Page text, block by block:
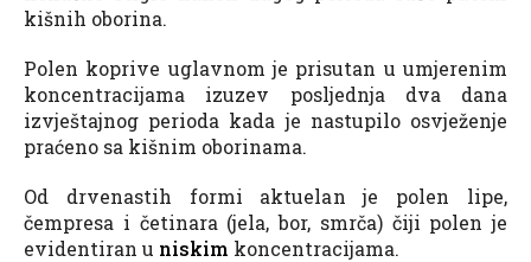
kišnih oborina.
Polen koprive uglavnom je prisutan u umjerenim
koncentracijama izuzev posljednja dva dana
izvještajnog perioda kada je nastupilo osvježenje
praćeno sa kišnim oborinama.
Od drvenastih formi aktuelan je polen lipe,
čempresa i četinara (jela, bor, smrča) čiji polen je
evidentiran u niskim koncentracijama.